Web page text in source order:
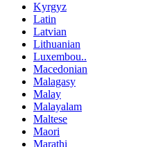
Kyrgyz
Latin
Latvian
Lithuanian
Luxembou..
Macedonian
Malagasy
Malay
Malayalam
Maltese
Maori
Marathi